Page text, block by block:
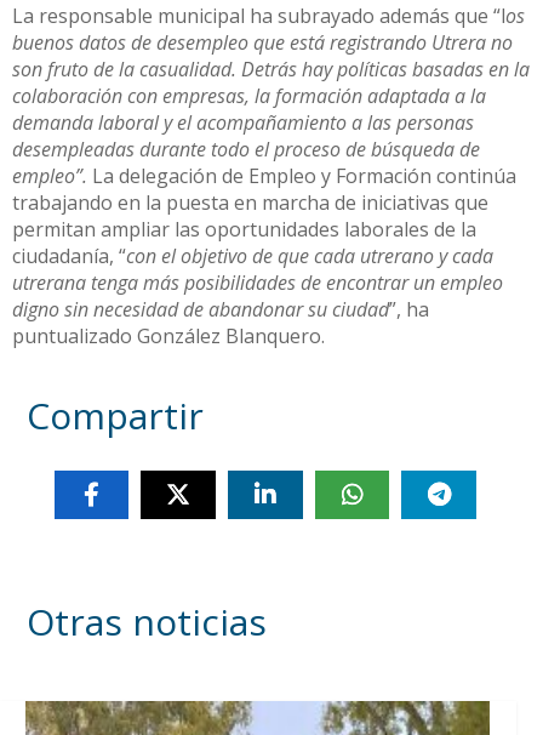
La responsable municipal ha subrayado además que “los
buenos datos de desempleo que está registrando Utrera no
son fruto de la casualidad. Detrás hay políticas basadas en la
colaboración con empresas, la formación adaptada a la
demanda laboral y el acompañamiento a las personas
desempleadas durante todo el proceso de búsqueda de
empleo”. La delegación de Empleo y Formación continúa
trabajando en la puesta en marcha de iniciativas que
permitan ampliar las oportunidades laborales de la
ciudadanía, “con el objetivo de que cada utrerano y cada
utrerana tenga más posibilidades de encontrar un empleo
digno sin necesidad de abandonar su ciudad”, ha
puntualizado González Blanquero.
Compartir
Otras noticias